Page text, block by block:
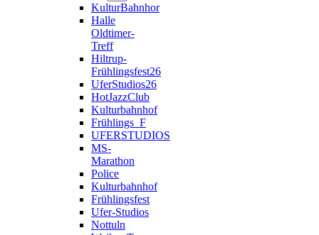
KulturBahnhor
Halle
Oldtimer-
Treff
Hiltrup-
Frühlingsfest26
UferStudios26
HotJazzClub
Kulturbahnhof
Frühlings_F
UFERSTUDIOS
MS-
Marathon
Police
Kulturbahnhof
Frühlingsfest
Ufer-Studios
Nottuln